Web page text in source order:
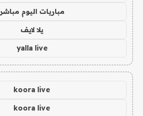
مباريات اليوم مباشر
يلا لايف
yalla live
koora live
koora live